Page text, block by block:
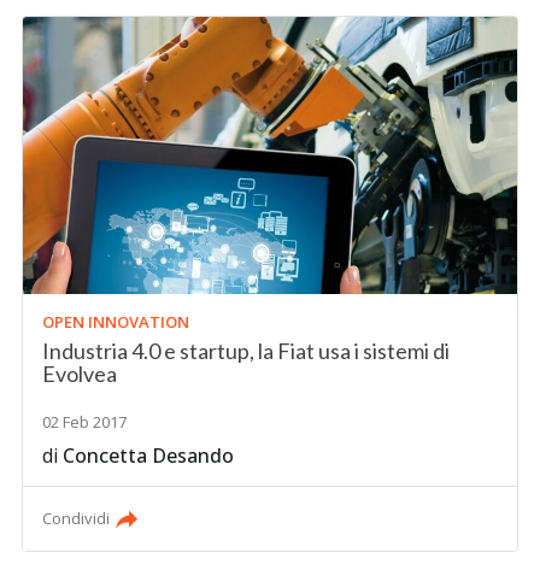
OPEN INNOVATION
Industria 4.0 e startup, la Fiat usa i sistemi di
Evolvea
02 Feb 2017
di Concetta Desando
Condividi